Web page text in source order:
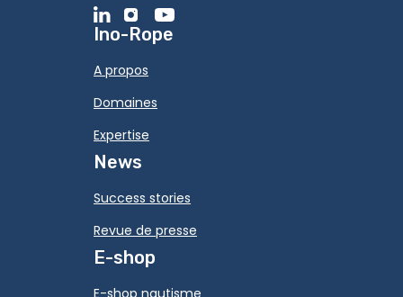
Ino-Rope
A propos
Domaines
Expertise
News
Success stories
Revue de presse
E-shop